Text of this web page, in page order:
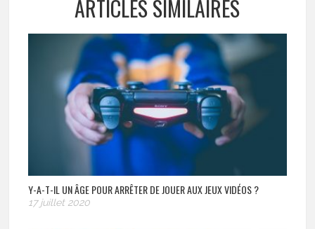
ARTICLES SIMILAIRES
Y-A-T-IL UN ÂGE POUR ARRÊTER DE JOUER AUX JEUX VIDÉOS ?
17 juillet 2020